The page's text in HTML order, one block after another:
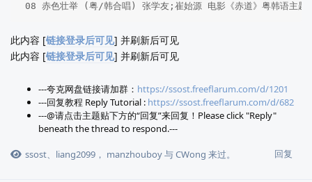
08 赤色壮举 (粤/韩合唱) 张学友;崔始源 电影《赤道》粤韩语主题
此内容 [链接登录后可见] 并刷新后可见
此内容 [链接登录后可见] 并刷新后可见
---夸克网盘链接请加群： https://ssost.freeflarum.com/d/1201
---回复教程 Reply Tutorial : https://ssost.freeflarum.com/d/682
---@请点击主题贴下方的“回复”来回复！Please click "Reply"
beneath the thread to respond.---
回复
ssost、 liang2099 ， manzhouboy与CWong 来过。